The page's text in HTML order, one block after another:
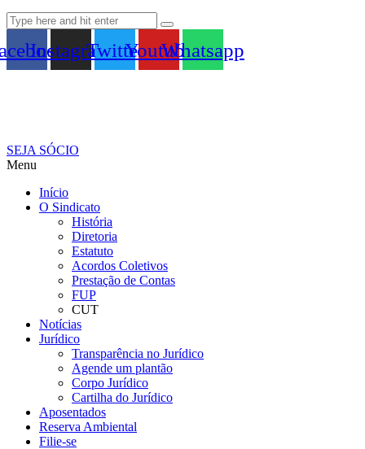
InstagramTwitterYoutubeWhatsapp
SEJA SÓCIO
Menu
Início
O Sindicato
História
Diretoria
Estatuto
Acordos Coletivos
Prestação de Contas
FUP
CUT
Notícias
Jurídico
Transparência no Jurídico
Agende um plantão
Corpo Jurídico
Cartilha do Jurídico
Aposentados
Reserva Ambiental
Filie-se